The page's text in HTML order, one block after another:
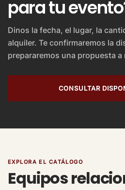
para tu
Dinos la fecha, el lugar, la
alquiler. Te confirmaremos la
prepararemos una propuesta a
CONSULTAR
EXPLORA EL CATÁLOGO
Equipos